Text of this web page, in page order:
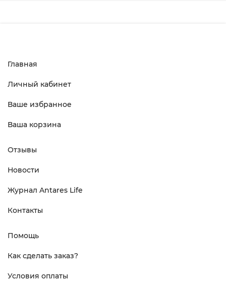
Главная
Личный кабинет
Ваше избранное
Ваша корзина
Отзывы
Новости
Журнал Antares Life
Контакты
Помощь
Как сделать заказ?
Условия оплаты